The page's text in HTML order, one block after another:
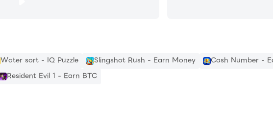
Water sort - IQ Puzzle Slingshot Rush - Earn Money
Cash Number -
Resident Evil 1 - Earn BTC